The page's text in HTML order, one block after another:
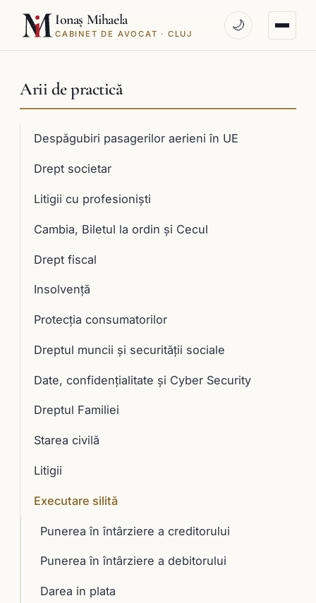
Ionaș Mihaela
CABINET DE AVOCAT · CLUJ
🌙
Arii de practică
Despăgubiri pasagerilor aerieni în UE
Drept societar
Litigii cu profesioniști
Cambia, Biletul la ordin și Cecul
Drept fiscal
Insolvență
Protecția consumatorilor
Dreptul muncii și securității sociale
Date, confidențialitate și Cyber Security
Dreptul Familiei
Starea civilă
Litigii
Executare silită
Punerea în întârziere a creditorului
Punerea în întârziere a debitorului
Darea in plata